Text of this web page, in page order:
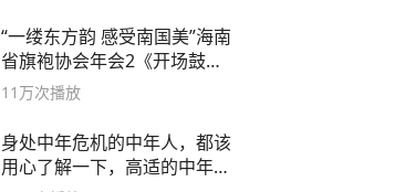
“一缕东方韵 感受南国美”海南
省旗袍协会年会2《开场鼓》
二团
11万次播放
身处中年危机的中年人，都该
用心了解一下，高适的中年逆